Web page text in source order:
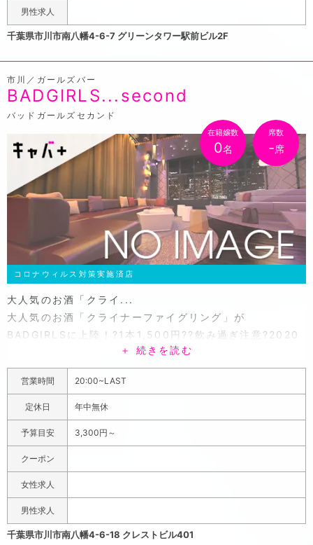
JR総武線「本八幡駅」南口を出てマクドナルド本八幡南口
店のある通りをまっすぐ行った先、松屋のビルの2Fにスタ
内観に仕上がっており、価格はリーズナブルでも贅沢な気
分でおくつろぎいただけます。女の子の年齢層は18歳~30
歳で未経験者中心に集めているから素人感がたっぷり！ち
ょっと不慣れな部分もありますが、そんなところもお楽し
みいただければと思います。ポケパラクーポン「ポケパラ
見た」でご新規様はお試し30分2,000円(税サ別)でご案
内します。
男性求人
千葉県市川市南八幡4-6-7 グリーンタワー駅前ビル2F
市川／ガールズバー
BADGIRLS...second
バッドガールズセカンド
在籍嬢数
0名
席数
-席
コロナウィルス対策実施済店
大人気のお酒「クライ...
大人気のお酒「クライナーファイグリング」が
BADGIRLSに上陸！?1本1,500円??飲み過ぎ注意?2020
年飲み納めにBADGIRLSでカワイイ女の子と一緒に乾杯し
ちゃってください?
人気ガールズバー「BADGIRLS...second(バッドガール
ズセカンド)」は本八幡エリア最大席数のお店。団体様の
ご来店でしっかり対応できちゃいます◎全てのお客様に楽
しんでいただけるように10代、20代、30代のタイプも
様々な女の子が在籍しています。タイプは違えどみ~んな
カワイイ子たちばかりです！私服のイマドキ美女子とデー
ト気分で乾杯しちゃってください◎ご新規様限定クーポン
「ポケパラ見た」でお会計から1,000円OFF！
＋ 続きを読む
営業時間 20:00~LAST
定休日 年中無休
予算目安 3,300円～
クーポン
女性求人
男性求人
千葉県市川市南八幡4-6-18 クレストビル401